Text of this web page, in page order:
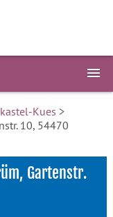
Kues >
10, 54470
Gartenstr.